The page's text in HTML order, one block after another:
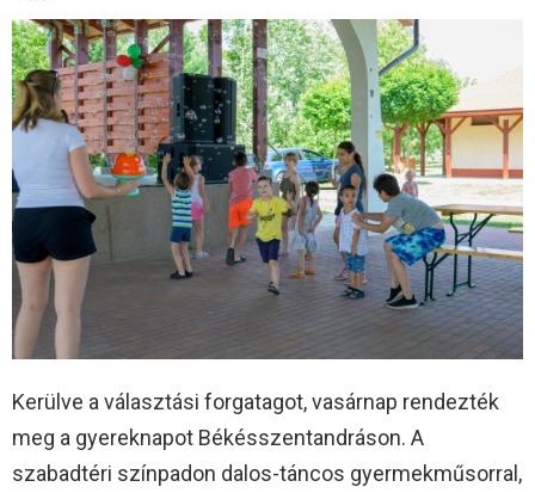
Kerülve a választási forgatagot, vasárnap rendezték
meg a gyereknapot Békésszentandráson. A
szabadtéri színpadon dalos-táncos gyermekműsorral,